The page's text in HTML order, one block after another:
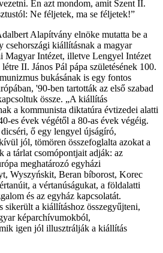
Én azt mondom, amit Szent II.
Ne féljetek, ma se féljetek!”
Alapítvány elnöke mutatta be a
csehországi kiállításnak a magyar
Magyar Intézet, illetve Lengyel Intézet
II. János Pál pápa születésének 100.
bukásának is egy fontos
'90-ben tartották az első szabad
össze. „A kiállítás
a kommunista diktatúra évtizedei alatti
es évek végétől a 80-as évek végéig.
ő egy lengyel újságíró,
jól, tömören összefoglalta azokat a
a tárlat csomópontjait adják: az
meghatározó egyházi
Wyszyńskit, Beran bíborost, Korec
a vértanúságukat, a földalatti
és az egyház kapcsolatát.
a kiállításhoz összegyűjteni,
képarchívumokból,
igen jól illusztrálják a kiállítás